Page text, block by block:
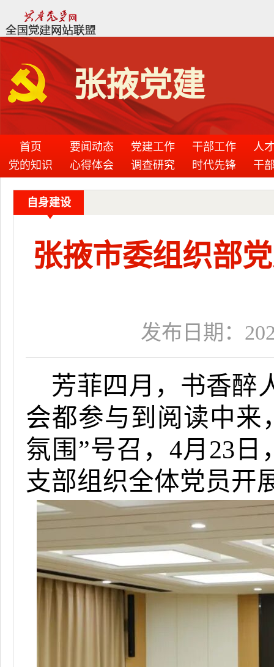
张掖党建
首页 要闻动态 党建工作 干部工作
人
党的知识
心得体会 调查研究 时代先锋 干
自身建设
张掖市委组织部
发布日期：
芳菲四月，书香醉
会都参与到阅读中来
氛围”号召，4月23
支部组织全体党员开